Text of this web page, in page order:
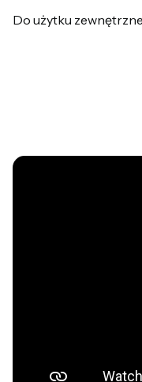
Do użytku